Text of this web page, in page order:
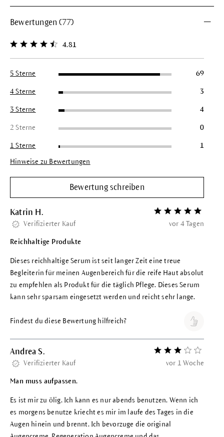
Bewertungen (77)
Durchschnittliche Bewertung von 4.8 von 5 Sternen
4.81
5 Sterne 69
4 Sterne 3
3 Sterne 4
2 Sterne 0
1 Sterne 1
Hinweise zu Bewertungen
Bewertung schreiben
Katrin H. Bewertung mit 5
Verifizierter Kauf vor 4 Tagen
Reichhaltige Produkte
Dieses reichhaltige Serum ist seit langer Zeit eine treue
Begleiterin für meinen Augenbereich für die reife Haut absolut
zu empfehlen als Produkt für die täglich Pflege. Dieses Serum
kann sehr sparsam eingesetzt werden und reicht sehr lange.
Findest du diese Bewertung hilfreich?
Andrea S. Bewertung mit 3
Verifizierter Kauf vor 1 Woche
Man muss aufpassen.
Es ist mir zu ölig. Ich kann es nur abends benutzen. Wenn ich
es morgens benutze kriecht es mir im laufe des Tages in die
Augen hinein und brennt. Ich bevorzuge die original